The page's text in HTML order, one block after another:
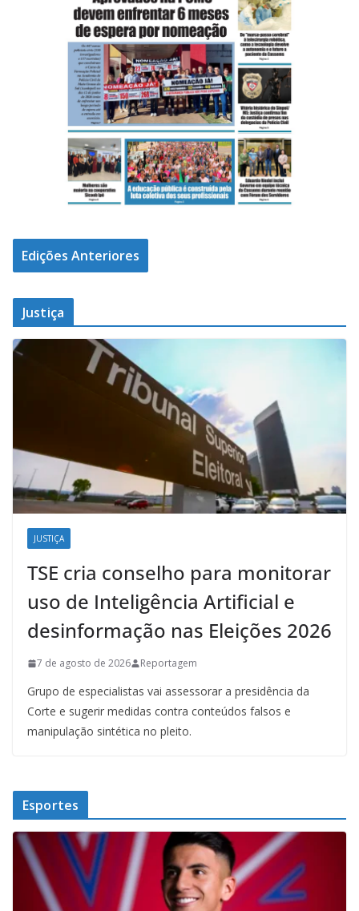
Edições Anteriores
Justiça
JUSTIÇA
TSE cria conselho para monitorar
uso de Inteligência Artificial e
desinformação nas Eleições 2026
7 de agosto de 2026 Reportagem
Grupo de especialistas vai assessorar a presidência da
Corte e sugerir medidas contra conteúdos falsos e
manipulação sintética no pleito.
Esportes